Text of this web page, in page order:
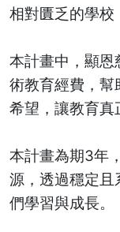
相對匱乏的學校
本計畫中，顯
術教育經費，幫
希望，讓教育真
本計畫為期3年
源，透過穩定且
們學習與成長。